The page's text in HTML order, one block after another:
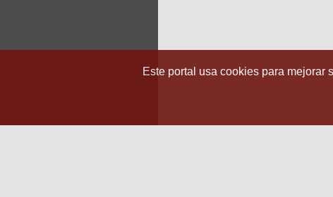
Este portal usa cookies para mejorar